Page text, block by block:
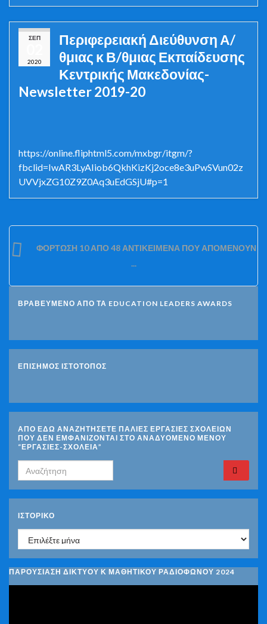
ΣΕΠ
2020
Περιφερειακή Διεύθυνση Α/
θμιας κ Β/θμιας Εκπαίδευσης
Κεντρικής Μακεδονίας-
Newsletter 2019-20
https://online.fliphtml5.com/mxbgr/itgm/?
fbclid=IwAR3LyAIiob6QkhKizKj2oce8e3uPwSVun02z
UVVjxZG10Z9Z0Aq3uEdGSjU#p=1
ΦΌΡΤΩΣΗ 10 ΑΠΌ 48 ΑΝΤΙΚΕΊΜΕΝΑ ΠΟΥ ΑΠΟΜΈΝΟΥΝ
...
ΒΡΑΒΕΥΜΕΝΟ ΑΠΟ ΤΑ EDUCATION LEADERS AWARDS
ΕΠΙΣΗΜΟΣ ΙΣΤΟΤΟΠΟΣ
ΑΠΟ ΕΔΩ ΑΝΑΖΗΤΗΣΕΤΕ ΠΑΛΙΕΣ ΕΡΓΑΣΙΕΣ ΣΧΟΛΕΙΩΝ
ΠΟΥ ΔΕΝ ΕΜΦΑΝΙΖΟΝΤΑΙ ΣΤΟ ΑΝΑΔΥΟΜΕΝΟ ΜΕΝΟΥ
“ΕΡΓΑΣΙΕΣ-ΣΧΟΛΕΙΑ”
Search for:
ΙΣΤΟΡΙΚΌ
Ιστορικό
ΠΑΡΟΥΣΙΑΣΗ ΔΙΚΤΥΟΥ Κ ΜΑΘΗΤΙΚΟΥ ΡΑΔΙΟΦΩΝΟΥ 2024